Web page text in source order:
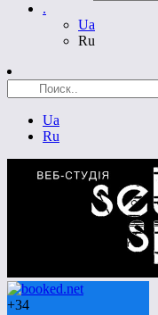
.
Ua
Ru
Ua
Ru
+34